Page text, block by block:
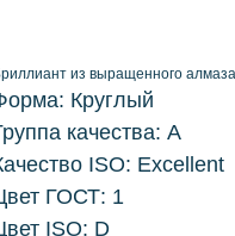
из выращенного
Круглый
качества: А
ISO: Excellent
ГОСТ: 1
ISO: D